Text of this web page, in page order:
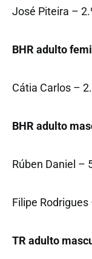
José Piteira –
BHR adulto
Cátia Carlos –
BHR adulto
Rúben Daniel –
Filipe Rodrigues
TR adulto